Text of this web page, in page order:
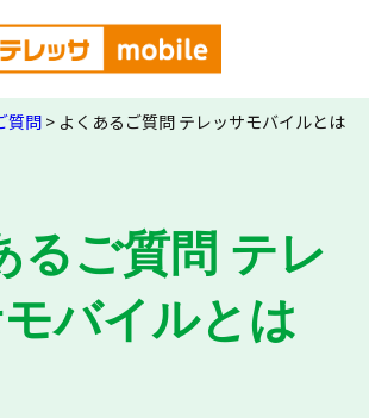
質問 > よくあるご質問 テレッサモバイルとは
るご質問 テレ
バイルとは